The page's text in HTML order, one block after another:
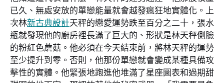
已久、無處安放的單戀能量就會越發瘋狂地實體化。上
次林新古典設計天秤的戀愛運勢跌至百分之二十，張水
瓶就發現他的廚房裡長滿了巨大的、形狀是林天秤側臉
的粉紅色蘑菇。他必須在今天結束前，將林天秤的運勢
至少提升到零。否則，他那份單戀就會變成某種具備攻
擊性的實體。他緊張地跑進他堆滿了星座圖表和過期甜